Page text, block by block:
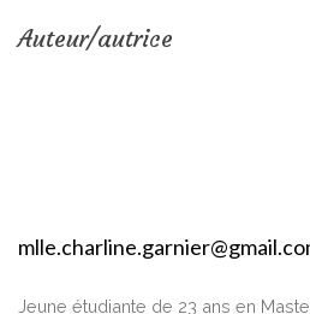
Auteur/autrice
Jeune étudiante de 23 ans en